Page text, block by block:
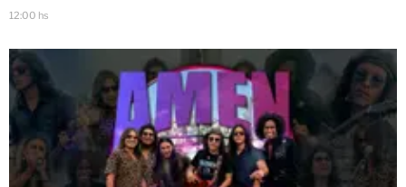
12:00 hs